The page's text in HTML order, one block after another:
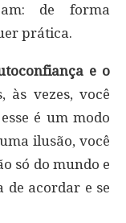
de forma
prática.
e o
às vezes, você
é um modo
ilusão, você
só do mundo e
de acordar e se